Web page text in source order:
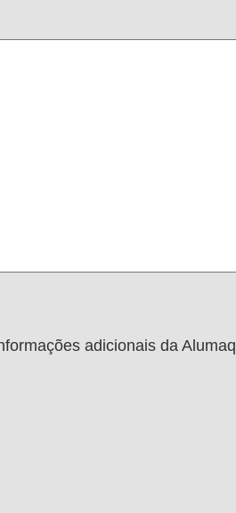
adicionais da Alumaq